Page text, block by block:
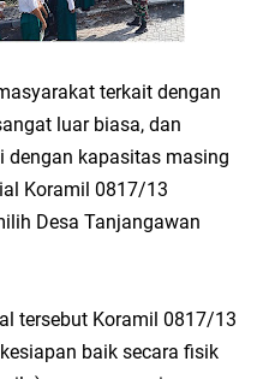
Kedungsekar Lor, Tradisi Luhur
Sampaikan Doa dan Harapan di
1448 H: Pesan Hijrah Drs. H.
terkait dengan
luar biasa, dan
dengan kapasitas masing
Koramil 0817/13
Desa Tanjangawan
tersebut Koramil 0817/13
baik secara fisik